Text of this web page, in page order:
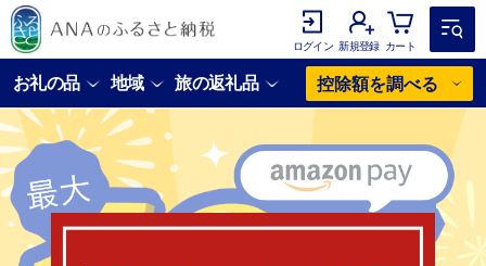
ログイン 新規登録 カート
お礼の品 地域 旅の返礼品 控除額を調べる